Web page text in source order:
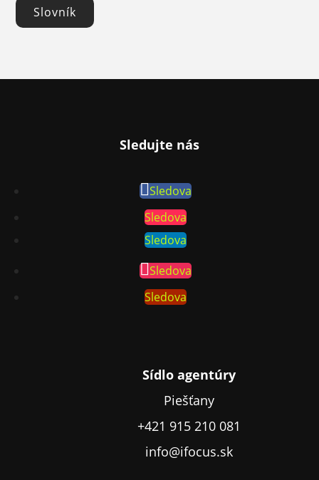
Slovník
Sledujte nás
Sledova
Sledova
Sledova
Sledova
Sledova
Sídlo agentúry
Piešťany
+421 915 210 081
info@ifocus.sk